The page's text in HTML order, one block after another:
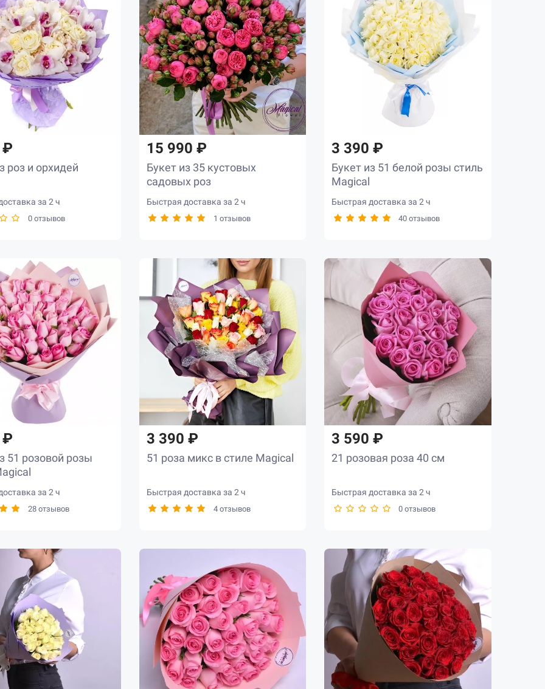
₽
роз и орхидей
за 2 ч
0 отзывов
15 990 ₽
Букет из 35 кустовых
садовых роз
Быстрая доставка за 2 ч
1 отзывов
3 390 ₽
Букет из 51 белой розы стиль
Magical
Быстрая доставка за 2 ч
40 отзывов
₽
51 розовой розы
за 2 ч
28 отзывов
3 390 ₽
51 роза микс в стиле Magical
Быстрая доставка за 2 ч
4 отзывов
3 590 ₽
21 розовая роза 40 см
Быстрая доставка за 2 ч
0 отзывов